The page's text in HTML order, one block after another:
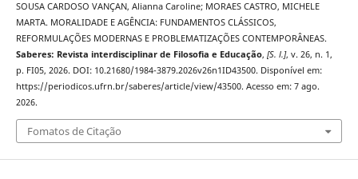
SOUSA CARDOSO VANÇAN, Alianna Caroline; MORAES CASTRO, MICHELE
MARTA. MORALIDADE E AGÊNCIA: FUNDAMENTOS CLÁSSICOS,
REFORMULAÇÕES MODERNAS E PROBLEMATIZAÇÕES CONTEMPORÂNEAS.
Saberes: Revista interdisciplinar de Filosofia e Educação, [S. l.], v. 26, n. 1,
p. FI05, 2026. DOI: 10.21680/1984-3879.2026v26n1ID43500. Disponível em:
https://periodicos.ufrn.br/saberes/article/view/43500. Acesso em: 7 ago.
2026.
Fomatos de Citação